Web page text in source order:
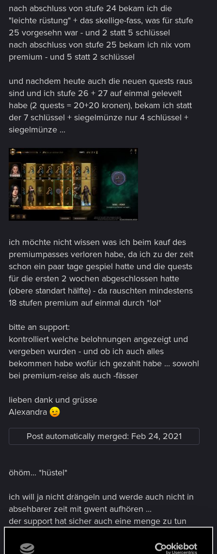
nach abschluss von stufe 24 bekam ich die
"leichte rüstung" + das skellige-fass, was für stufe
25 vorgesehn war - und 2 statt 5 schlüssel
nach abschluss von stufe 25 bekam ich nix vom
premium - und 5 statt 2 schlüssel
und nachdem heute auch die neuen quests raus
sind und ich stufe 26 + 27 auf einmal gelevelt
habe (2 quests = 20+20 kronen), bekam ich statt
der 7 schlüssel + siegelmünze nur 4 schlüssel +
siegelmünze ...
ich möchte nicht wissen was ich beim kauf des
premiumpasses verloren habe, da ich zu der zeit
schon ein paar tage gespiel hatte und die quests
für die ersten 2 wochen abgeschlossen hatte
(obere standart hälfte) - da rauschten mindestens
18 stufen premium auf einmal durch *lol*
bitte an support:
kontrolliert welche belohnungen angezeigt und
vergeben wurden - und ob ich auch alles
bekommen habe wofür ich gezahlt habe ... sowohl
bei premium-reise als auch -fässer
lieben dank und grüsse
Alexandra
Post automatically merged: Feb 24, 2021
öhöm... *hüstel*
ich will ja nicht drängeln und werde auch nicht in
absehbarer zeit mit gwent aufhören ...
der support hat sicher auch eine menge zu tun
los ist ...